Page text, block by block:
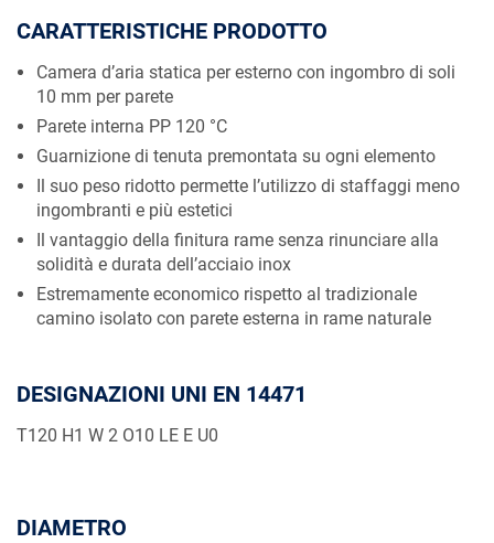
CARATTERISTICHE PRODOTTO
Camera d’aria statica per esterno con ingombro di soli
10 mm per parete
Parete interna PP 120 °C
Guarnizione di tenuta premontata su ogni elemento
Il suo peso ridotto permette l’utilizzo di staffaggi meno
ingombranti e più estetici
Il vantaggio della finitura rame senza rinunciare alla
solidità e durata dell’acciaio inox
Estremamente economico rispetto al tradizionale
camino isolato con parete esterna in rame naturale
DESIGNAZIONI UNI EN 14471
T120 H1 W 2 O10 LE E U0
DIAMETRO